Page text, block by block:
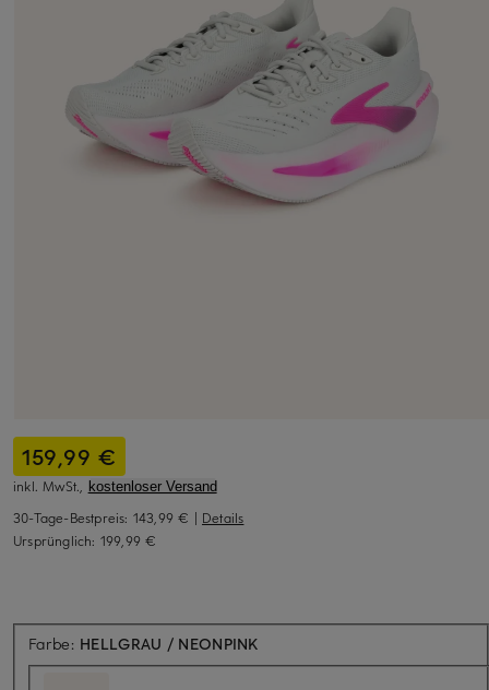
159,99 €
inkl. MwSt., kostenloser Versand
30-Tage-Bestpreis: 143,99 € | Details
Ursprünglich: 199,99 €
Farbe: HELLGRAU / NEONPINK